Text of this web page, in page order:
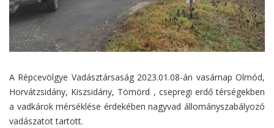
A Répcevölgye Vadásztársaság 2023.01.08-án vasárnap Olmód,
Horvátzsidány, Kiszsidány, Tömörd , csepregi erdő térségekben
a vadkárok mérséklése érdekében nagyvad állományszabályozó
vadászatot tartott.